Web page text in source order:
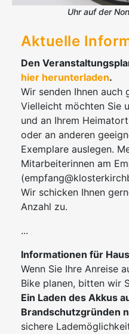
Uhr auf der
Aktuelle
Den
hier herunterladen.
Wir senden Ihnen auch
Vielleicht möchten Sie
und an Ihrem
oder an anderen
Exemplare auslegen.
Mitarbeiterinnen am
Wir schicken Ihnen
Anzahl zu.
...
Informationen für
Wenn Sie Ihre Anreise
Bike planen, bitten wir
Ein Laden des Akkus
Brandschutzgründen
sichere